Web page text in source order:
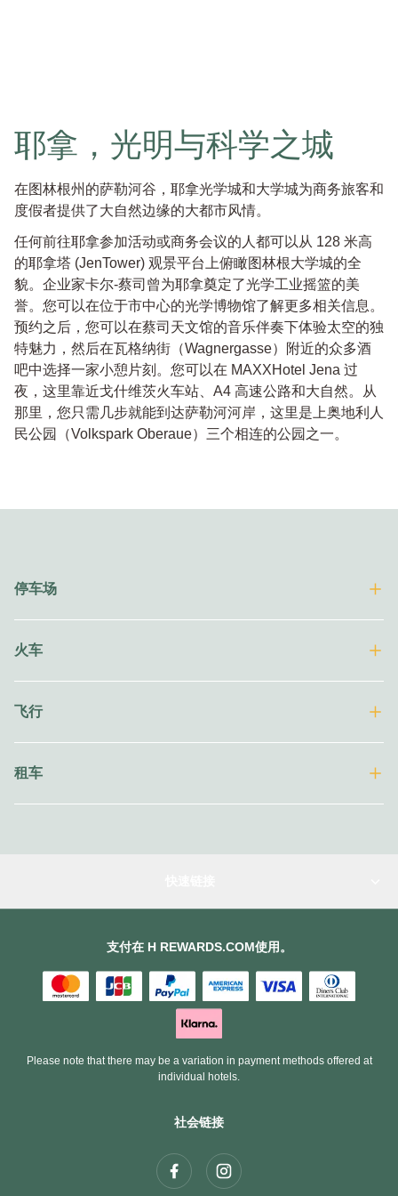
耶拿，光明与科学之城
在图林根州的萨勒河谷，耶拿光学城和大学城为商务旅客和
度假者提供了大自然边缘的大都市风情。
任何前往耶拿参加活动或商务会议的人都可以从 128 米高
的耶拿塔 (JenTower) 观景平台上俯瞰图林根大学城的全
貌。企业家卡尔-蔡司曾为耶拿奠定了光学工业摇篮的美
誉。您可以在位于市中心的光学博物馆了解更多相关信息。
预约之后，您可以在蔡司天文馆的音乐伴奏下体验太空的独
特魅力，然后在瓦格纳街（Wagnergasse）附近的众多酒
吧中选择一家小憩片刻。您可以在 MAXXHotel Jena 过
夜，这里靠近戈什维茨火车站、A4 高速公路和大自然。从
那里，您只需几步就能到达萨勒河河岸，这里是上奥地利人
民公园（Volkspark Oberaue）三个相连的公园之一。
停车场
火车
飞行
租车
社会链接
支付在 H REWARDS.COM使用。
Please note that there may be a variation in payment methods offered at
individual hotels.